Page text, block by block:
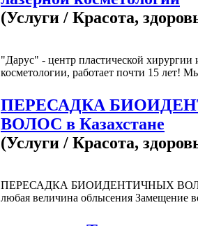
(Услуги / Красота,
"Дарус" - центр пластической хирургии
косметологии, работает почти 15 лет!
ПЕРЕСАДКА
ВОЛОС в Казахстане
(Услуги / Красота,
ПЕРЕСАДКА БИОИДЕНТИЧНЫХ
любая величина облысения Замещение